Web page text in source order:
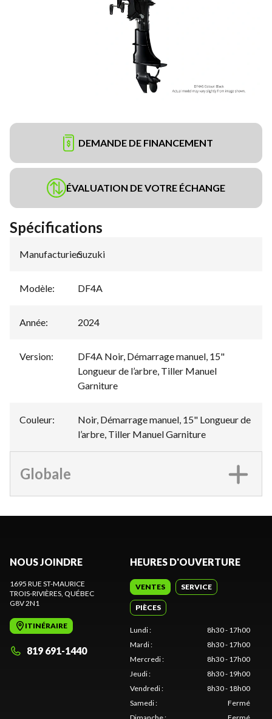
DEMANDE DE FINANCEMENT
ÉVALUATION DE VOTRE ÉCHANGE
Spécifications
Manufacturier:
Suzuki
Modèle: DF4A
Année: 2024
Version:
DF4A Noir, Démarrage manuel, 15"
Longueur de l’arbre, Tiller Manuel
Garniture
Couleur:
Noir, Démarrage manuel, 15" Longueur de
l’arbre, Tiller Manuel Garniture
Globale
NOUS JOINDRE
1695 RUE ST-MAURICE
TROIS-RIVIÈRES, QUÉBEC
G8V 2N1
ITINÉRAIRE
819 691-1440
HEURES D'OUVERTURE
VENTES SERVICE
PIÈCES
Lundi:
8h30 - 17h00
Mardi:
8h30 - 17h00
Mercredi:
8h30 - 17h00
Jeudi:
8h30 - 19h00
Vendredi:
8h30 - 18h00
Samedi:
Fermé